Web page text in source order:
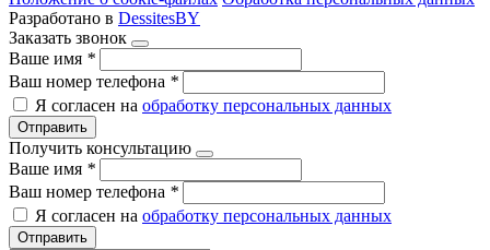
Разработано в DessitesBY
Заказать звонок
Ваше имя *
Ваш номер телефона *
Я согласен на обработку персональных данных
Отправить
Получить консультацию
Ваше имя *
Ваш номер телефона *
Я согласен на обработку персональных данных
Отправить